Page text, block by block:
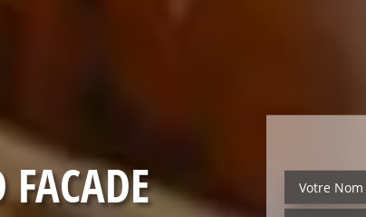
FACADE